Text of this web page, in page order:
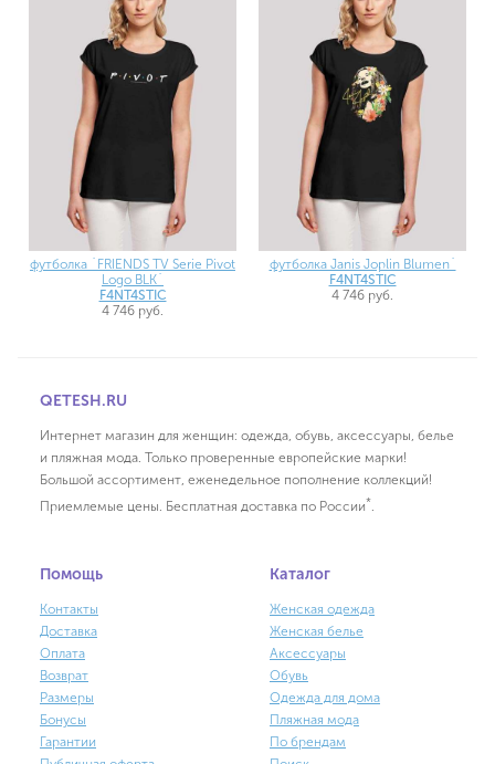
футболка `FRIENDS TV Serie Pivot
Logo BLK`
F4NT4STIC
4 746 руб.
футболка Janis Joplin Blumen`
F4NT4STIC
4 746 руб.
QETESH.RU
Интернет магазин для женщин: одежда, обувь, аксессуары, белье
и пляжная мода. Только проверенные европейские марки!
Большой ассортимент, еженедельное пополнение коллекций!
Приемлемые цены. Бесплатная доставка по России*
Помощь
Контакты
Доставка
Оплата
Возврат
Размеры
Бонусы
Гарантии
Каталог
Женская одежда
Женская белье
Аксессуары
Обувь
Одежда для дома
Пляжная мода
По брендам